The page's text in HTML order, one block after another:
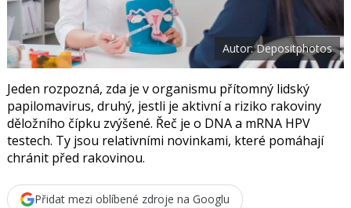
b
o
o
k
t
X
Autor: Depositphotos
Jeden rozpozná, zda je v organismu přítomný lidský
papilomavirus, druhý, jestli je aktivní a riziko rakoviny
děložního čípku zvýšené. Řeč je o DNA a mRNA HPV
testech. Ty jsou relativními novinkami, které pomáhají
chránit před rakovinou.
Přidat mezi oblíbené zdroje na Googlu